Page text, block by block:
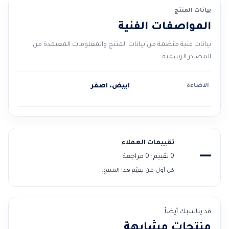
بيانات المنتج
المواصفات الفنية
بيانات فنية منظمة من بيانات المنتج والمعلومات المعتمدة من
المصادر الرسمية.
الاضاءة ابيض، اصفر
—
تقييمات العملاء
0 تقييم · 0 مراجعة
كن أول من يقيّم هذا المنتج.
قد يناسبك أيضاً